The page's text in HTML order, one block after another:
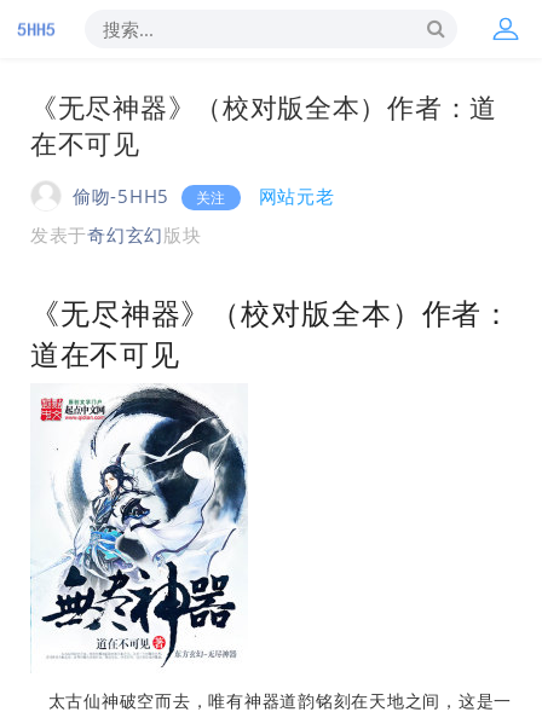
《无尽神器》（校对版全本）作者：道
在不可见
偷吻-5HH5 关注
网站元老
发表于奇幻玄幻版块
《无尽神器》（校对版全本）作者：
道在不可见
太古仙神破空而去，唯有神器道韵铭刻在天地之间，这是一